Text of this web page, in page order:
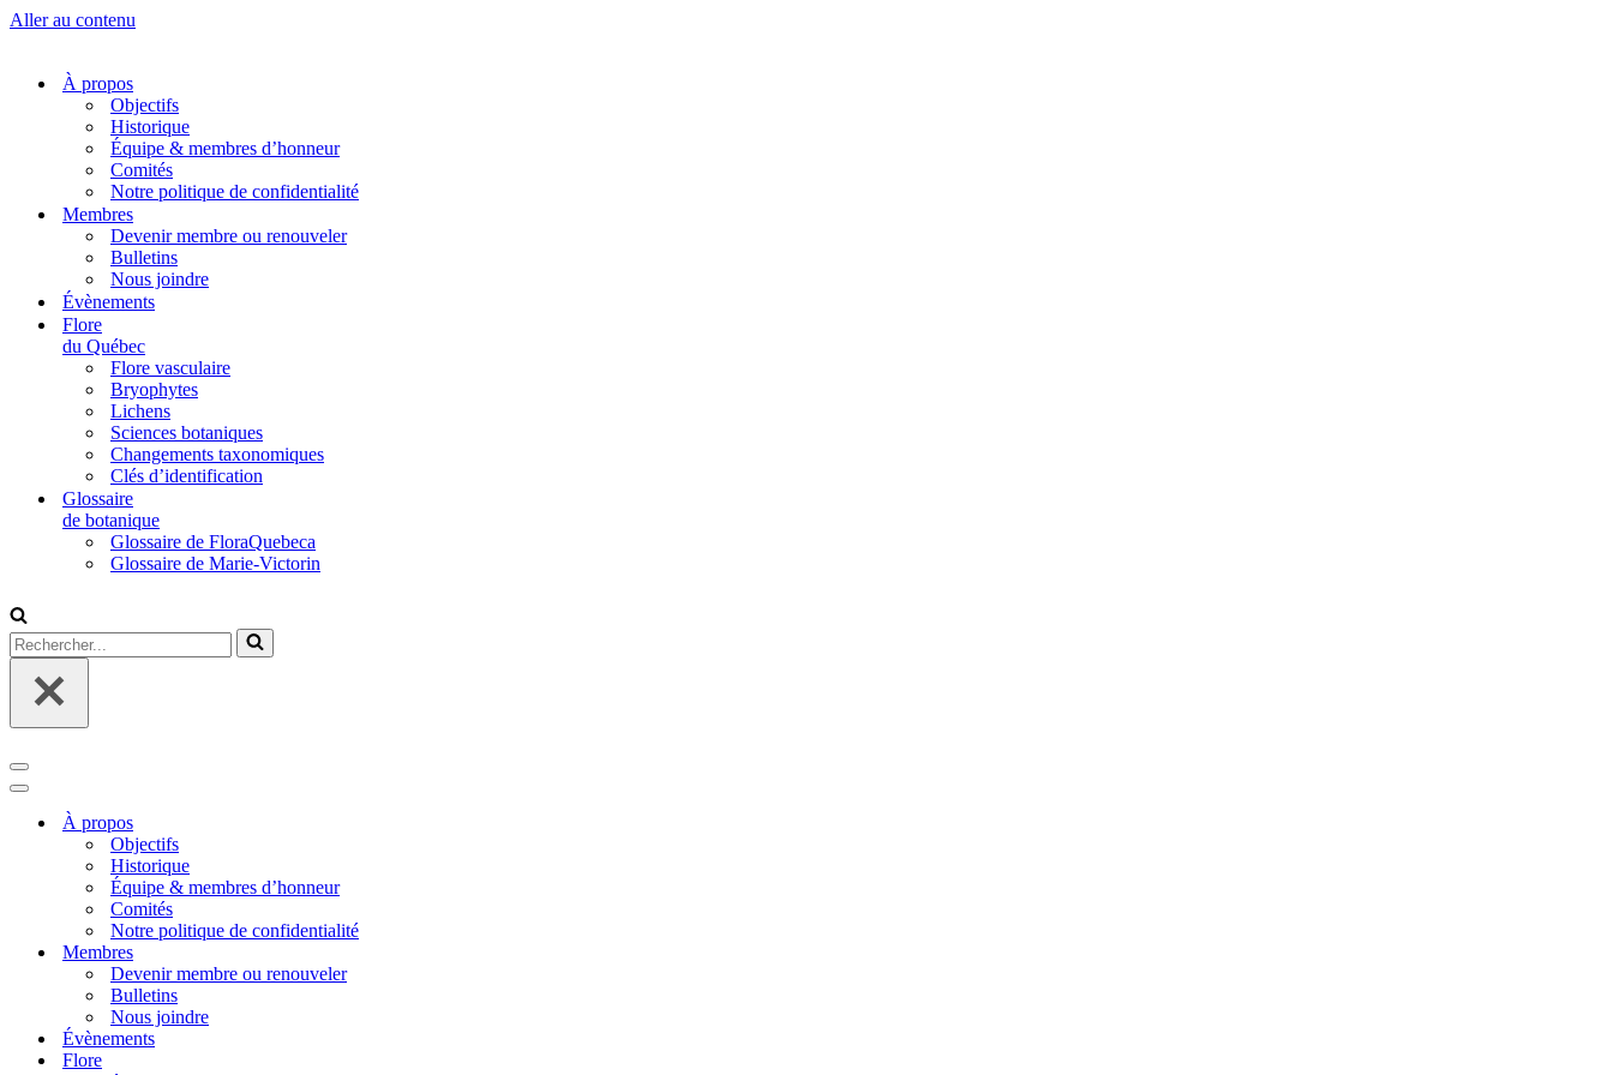
Aller au contenu
À propos
Objectifs
Historique
Équipe & membres d’honneur
Comités
Notre politique de confidentialité
Membres
Devenir membre ou renouveler
Bulletins
Nous joindre
Évènements
Flore
du Québec
Flore vasculaire
Bryophytes
Lichens
Sciences botaniques
Changements taxonomiques
Clés d’identification
Glossaire
de botanique
Glossaire de FloraQuebeca
Glossaire de Marie-Victorin
Rechercher...
Menu
de
navigation
Menu
navigationÀ propos
Objectifs
Historique
Équipe & membres d’honneur
Comités
Notre politique de confidentialité
Membres
Devenir membre ou renouveler
Bulletins
Nous joindre
Évènements
Flore